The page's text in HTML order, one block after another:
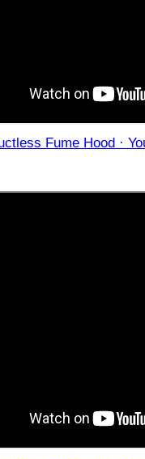
Fume Hood ·